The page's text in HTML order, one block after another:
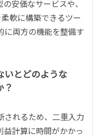
安価なサービスや、
軟に構築できるツー
に両方の機能を整備す
いとどのような
？
されるため、二重入力
計算に時間がかかっ